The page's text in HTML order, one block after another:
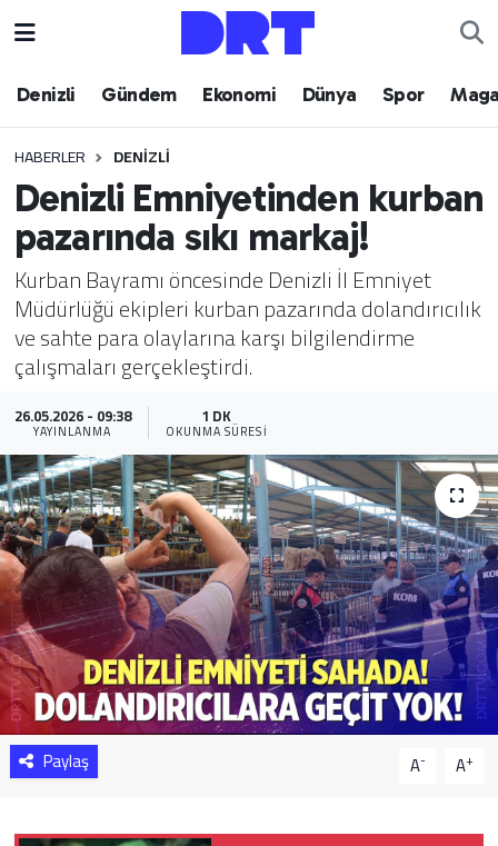
Denizli Gündem Ekonomi Dünya Spor
HABERLER DENIZLI
Denizli Emniyetinden kurban
pazarında sıkı markaj!
Kurban Bayramı öncesinde Denizli İl Emniyet
Müdürlüğü ekipleri kurban pazarında dolandırıcılık
ve sahte para olaylarına karşı bilgilendirme
çalışmaları gerçekleştirdi.
26.05.2026 - 09:38
YAYINLANMA
1 DK
OKUNMA SÜRESI
Paylaş A- A+
Denizli
Ekonomi
Dünya
Spor
Magazin
Teknoloji
Yaşam
Sağlık
Yazarlar
Resmi İlan
Resmi Reklam
Hava Durumu
Trafik Durumu
Puan Durumu ve Fikstür
Tüm Manşetler
Son Dakika Haberleri
Haber Arşivi